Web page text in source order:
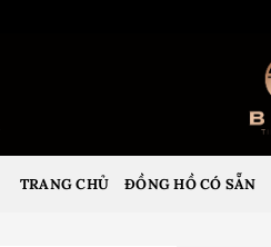
TRANG CHỦ ĐỒNG HỒ CÓ SẴN